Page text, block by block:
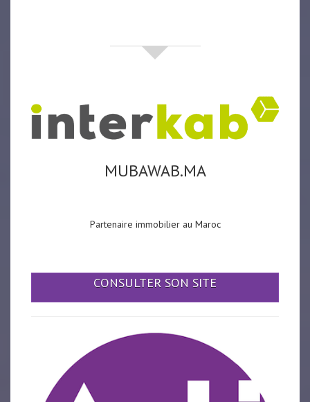
MUBAWAB.MA
Partenaire immobilier au Maroc
CONSULTER SON SITE